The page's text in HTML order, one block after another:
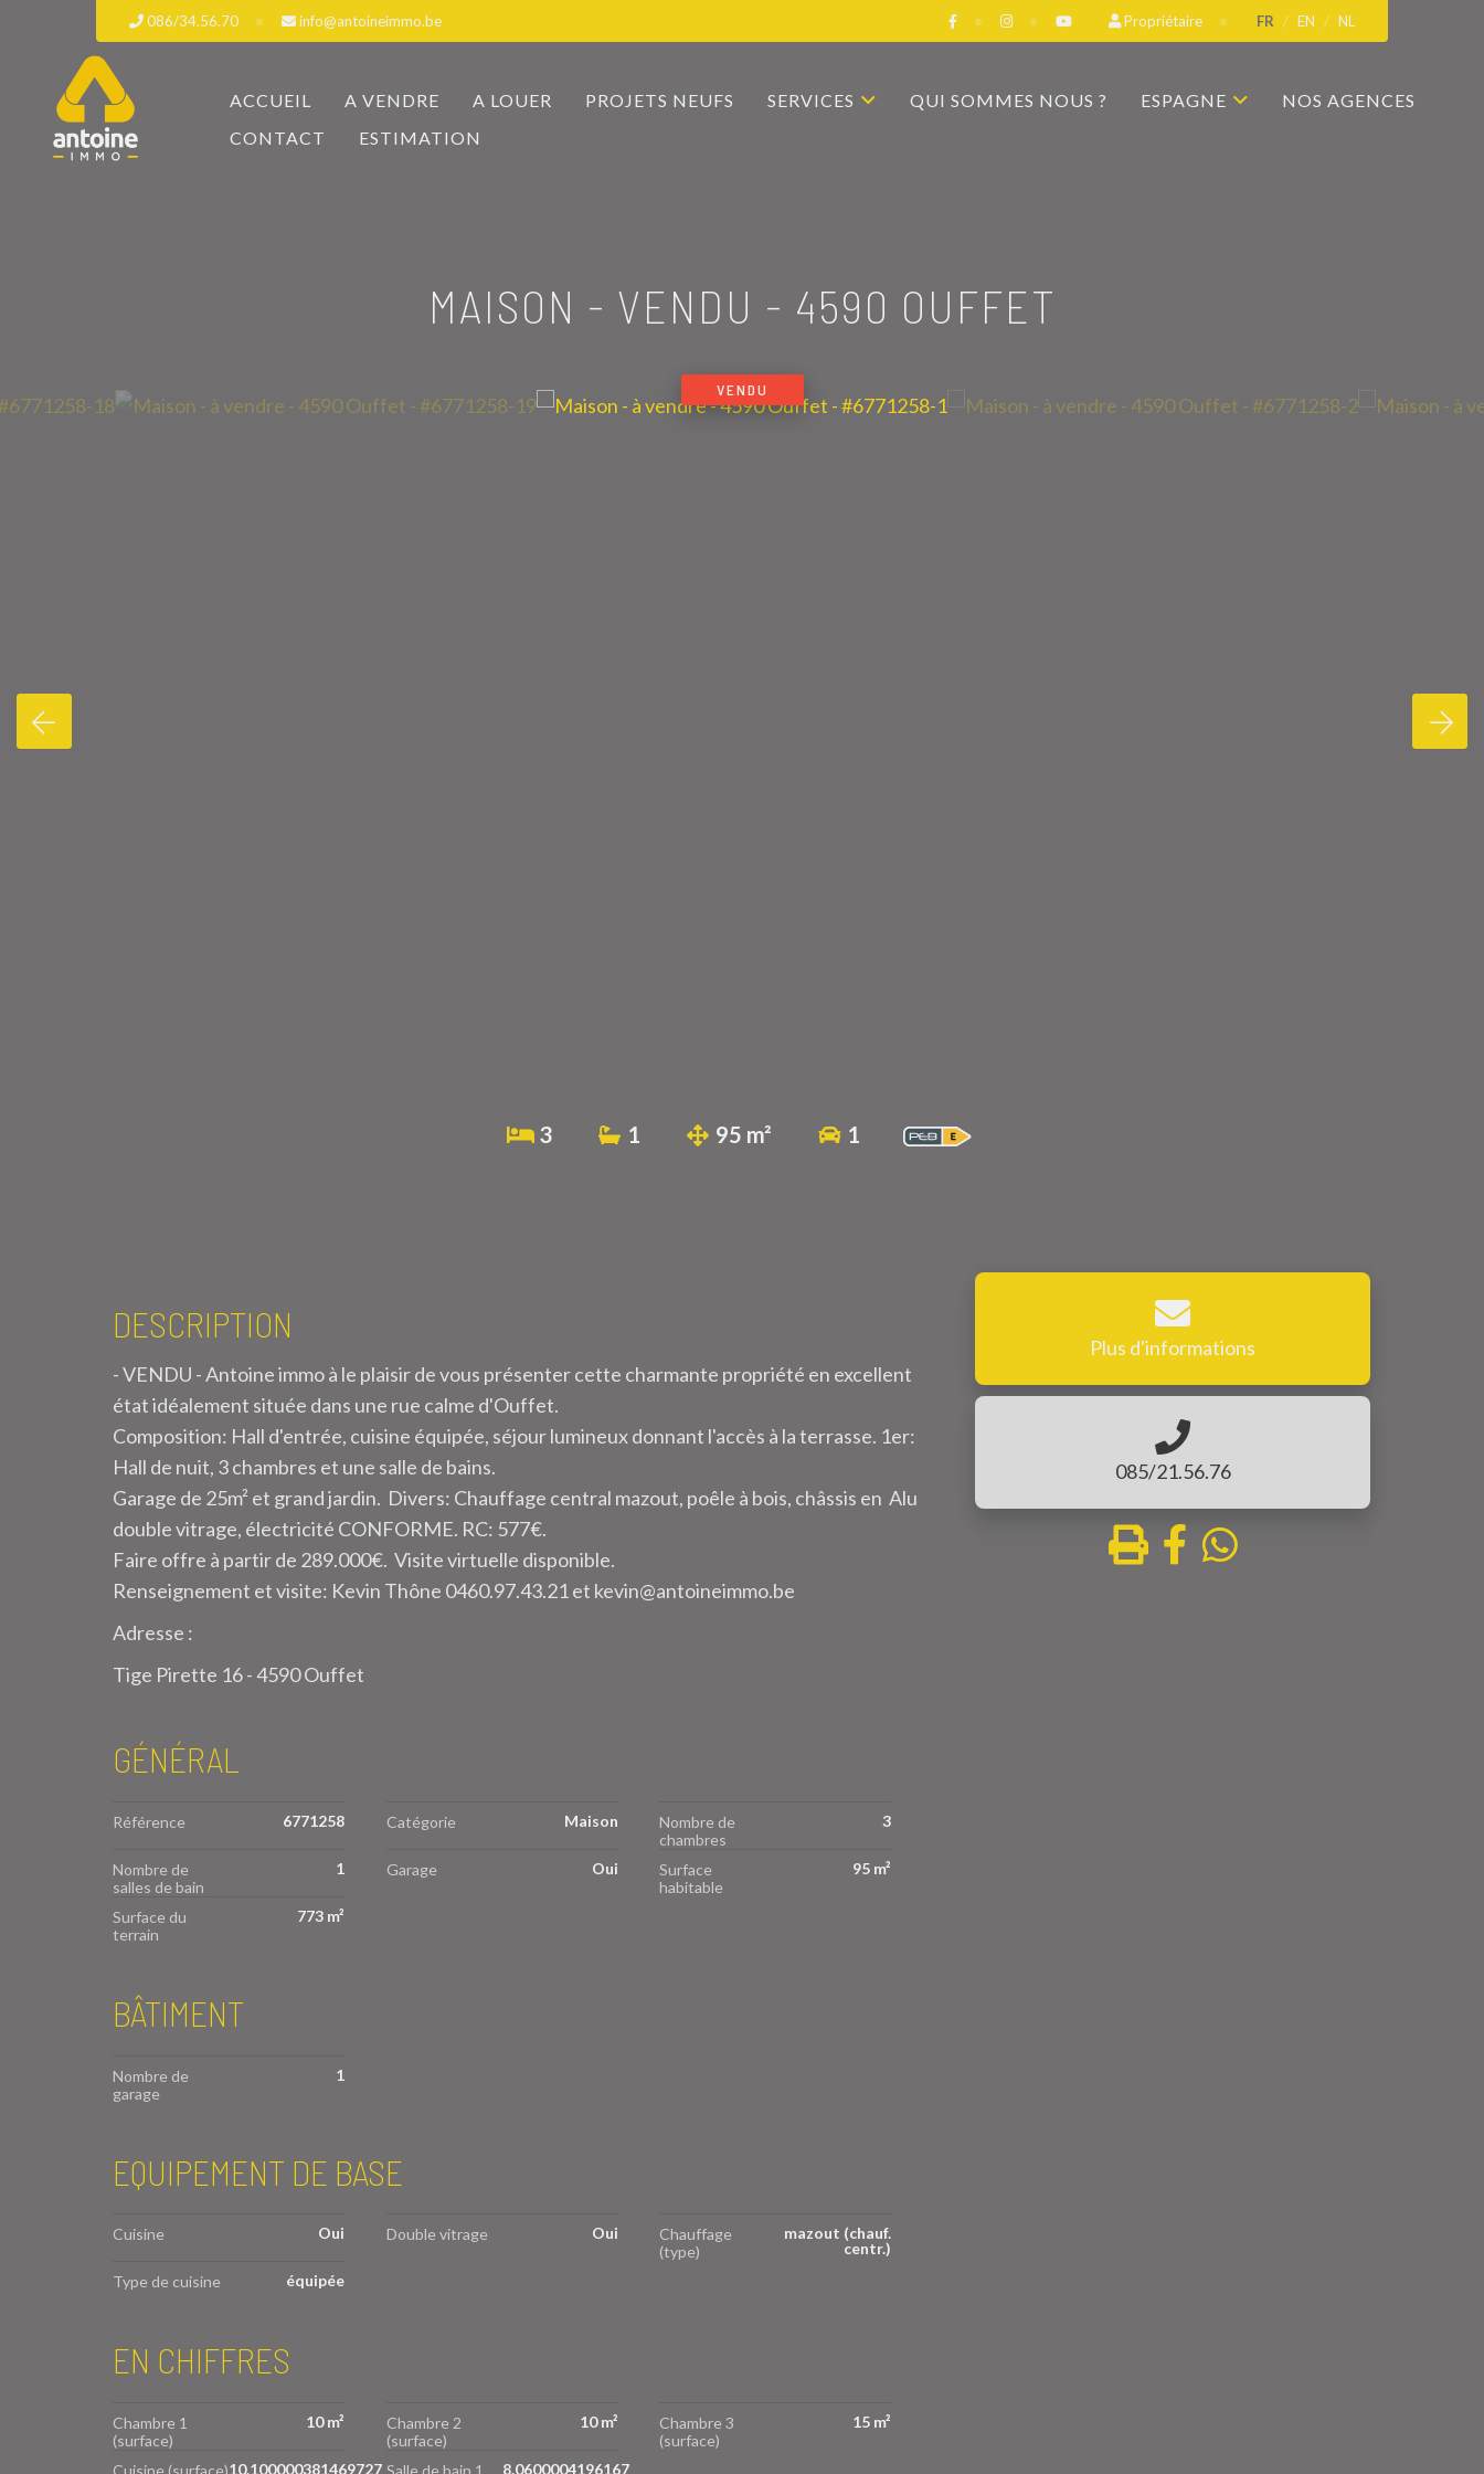
086/34.56.70 info@antoineimmo.be Propriétaire FR EN NL
ACCUEIL A VENDRE A LOUER PROJETS NEUFS SERVICES QUI SOMMES NOUS ? ESPAGNE
NOS AGENCES
CONTACT
ESTIMATION
MAISON - VENDU - 4590 OUFFET
VENDU
3 1 95 m² 1
DESCRIPTION
- VENDU - Antoine immo à le plaisir de vous présenter cette charmante propriété en excellent
état idéalement située dans une rue calme d'Ouffet.
Composition: Hall d'entrée, cuisine équipée, séjour lumineux donnant l'accès à la terrasse. 1er:
Hall de nuit, 3 chambres et une salle de bains.
Garage de 25m² et grand jardin. Divers: Chauffage central mazout, poêle à bois, châssis en Alu
double vitrage, électricité CONFORME. RC: 577€.
Faire offre à partir de 289.000€. Visite virtuelle disponible.
Renseignement et visite: Kevin Thône 0460.97.43.21 et kevin@antoineimmo.be
Adresse :
Tige Pirette 16 - 4590 Ouffet
GÉNÉRAL
Référence 6771258 Catégorie Maison
Nombre de
chambres
3
Nombre de
salles de bain
1 Garage Oui
Surface
habitable
95 m²
Surface du
terrain
773 m²
BÂTIMENT
Nombre de
garage
1
EQUIPEMENT DE BASE
Cuisine Oui Double vitrage Oui
Chauffage
(type)
mazout (chauf.
centr.)
Type de cuisine
équipée
EN CHIFFRES
Chambre 1
(surface)
10 m²
Chambre 2
(surface)
10 m²
Chambre 3
(surface)
15 m²
10.100000381469727 8.0600004196167
Plus d'informations
085/21.56.76